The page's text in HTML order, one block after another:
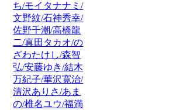
ち/モイタナナミ/
文野紋/石神秀幸/
佐野千潮/高橋龍
二/真田タカオ/の
ざわたけし/森智
弘/安藤ゆき/結木
万紀子/華沢寛治/
清沢ありさ/あま
の/椎名ユウ/福満